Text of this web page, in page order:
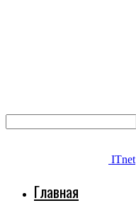
ITnet
Главная